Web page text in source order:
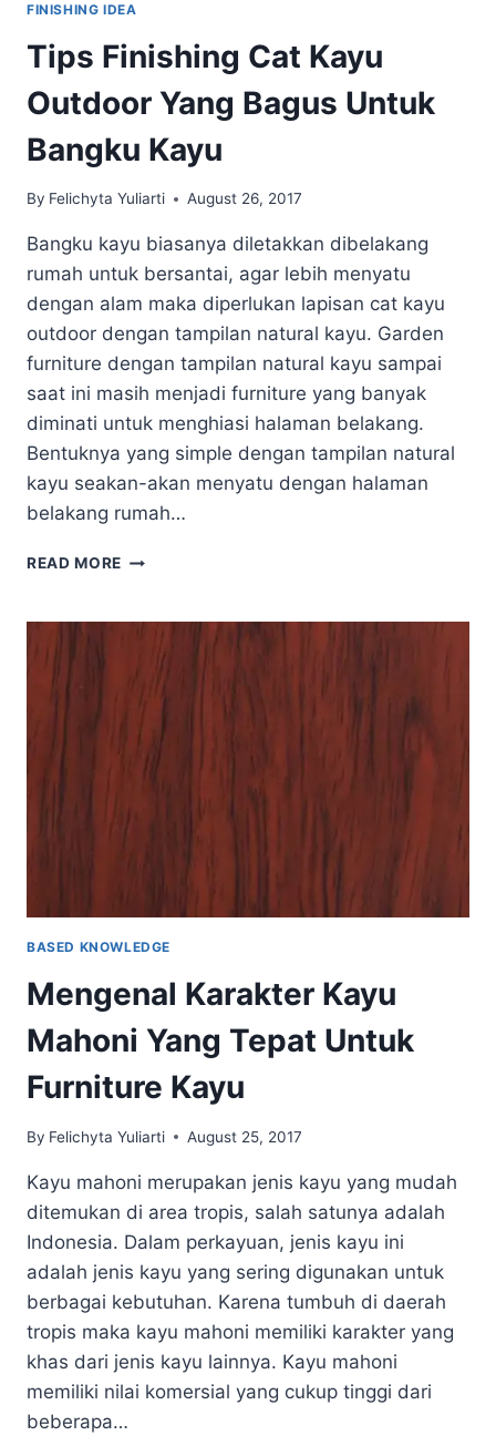
FINISHING IDEA
Tips Finishing Cat Kayu
Outdoor Yang Bagus Untuk
Bangku Kayu
By Felichyta Yuliarti August 26, 2017
Bangku kayu biasanya diletakkan dibelakang
rumah untuk bersantai, agar lebih menyatu
dengan alam maka diperlukan lapisan cat kayu
outdoor dengan tampilan natural kayu. Garden
furniture dengan tampilan natural kayu sampai
saat ini masih menjadi furniture yang banyak
diminati untuk menghiasi halaman belakang.
Bentuknya yang simple dengan tampilan natural
kayu seakan-akan menyatu dengan halaman
belakang rumah…
READ MORE TIPS
KAYU
OUTDOOR
YANG
BAGUS
BANGKU
KAYU
BASED KNOWLEDGE
Mengenal Karakter Kayu
Mahoni Yang Tepat Untuk
Furniture Kayu
By Felichyta Yuliarti August 25, 2017
Kayu mahoni merupakan jenis kayu yang mudah
ditemukan di area tropis, salah satunya adalah
Indonesia. Dalam perkayuan, jenis kayu ini
adalah jenis kayu yang sering digunakan untuk
berbagai kebutuhan. Karena tumbuh di daerah
tropis maka kayu mahoni memiliki karakter yang
khas dari jenis kayu lainnya. Kayu mahoni
memiliki nilai komersial yang cukup tinggi dari
beberapa…